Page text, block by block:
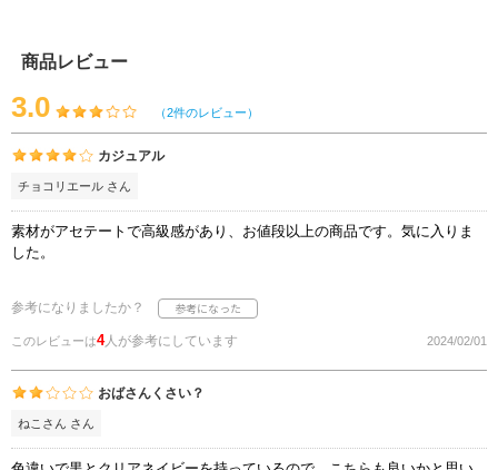
商品レビュー
3.0 （2件のレビュー）
カジュアル
チョコリエール さん
素材がアセテートで高級感があり、お値段以上の商品です。気に入りま
した。
参考になりましたか？
このレビューは4人が参考にしています 2024/02/01
おばさんくさい？
ねこさん さん